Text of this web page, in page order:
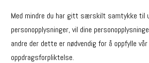
Med mindre du har gitt særskilt samtykke til
personopplysninger, vil dine
andre der dette er nødvendig for å oppfylle vår
oppdragsforpliktelse.